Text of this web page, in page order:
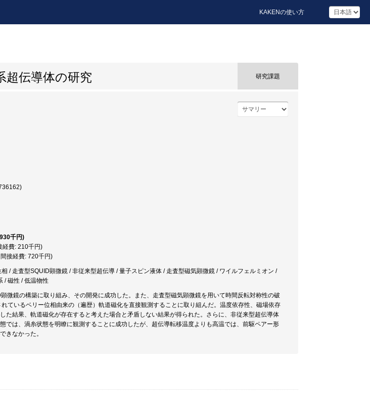
KAKENの使い方
超伝導体の研究 研究課題
千円)
経費: 210千円)
接経費: 720千円)
/ 走査型SQUID顕微鏡 / 非従来型超伝導 / 量子スピン液体 / 走査型磁気顕微鏡 / ワイルフェルミオン /
/ 磁性 / 低温物性
微鏡の構築に取り組み、その開発に成功した。また、走査型磁気顕微鏡を用いて時間反転対称性の破
ているベリー位相由来の（遍歴）軌道磁化を直接観測することに取り組んだ。温度依存性、磁場依存
た結果、軌道磁化が存在すると考えた場合と矛盾しない結果が得られた。さらに、非従来型超伝導体
では、渦糸状態を明瞭に観測することに成功したが、超伝導転移温度よりも高温では、前駆ペアー形
きなかった。